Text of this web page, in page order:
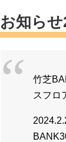
お知らせ
竹芝
スフロ